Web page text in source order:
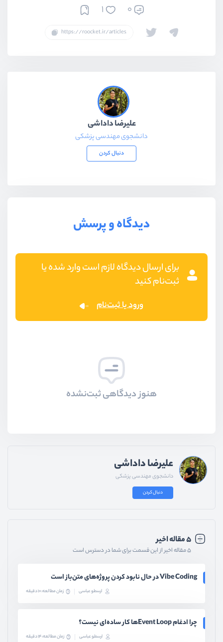
0
1
علیرضا داداشی
دانشجوی مهندسی پزشکی
دنبال کردن
دیدگاه و پرسش
برای ارسال دیدگاه لازم است وارد شده یا
ثبت‌نام کنید
ورود یا ثبت‌نام
هنوز دیدگاهی ثبت‌نشده
علیرضا داداشی
دانشجوی مهندسی پزشکی
دنبال کردن
۵ مقاله اخیر
۵ مقاله اخیر از این قسمت برای شما در دسترس است
Vibe Coding در حال نابود کردن پروژه‌های متن‌باز است
ارسطو عباسی زمان مطالعه: 10 دقیقه
چرا ادغام Event Loopها کار ساده‌ای نیست؟
ارسطو عباسی زمان مطالعه: 14 دقیقه